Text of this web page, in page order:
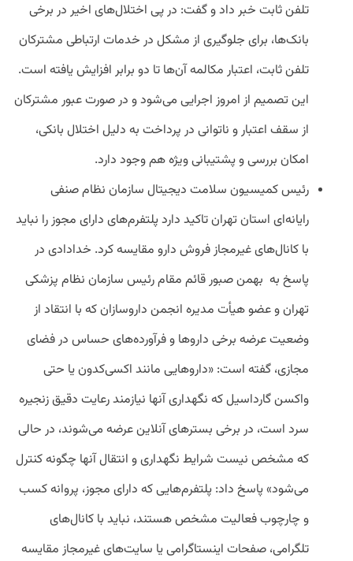
تلفن ثابت خبر داد و گفت: در پی اختلال‌های اخیر در برخی
بانک‌ها، برای جلوگیری از مشکل در خدمات ارتباطی مشترکان
تلفن ثابت، اعتبار مکالمه آن‌ها تا دو برابر افزایش یافته است.
این تصمیم از امروز اجرایی می‌شود و در صورت عبور مشترکان
از سقف اعتبار و ناتوانی در پرداخت به دلیل اختلال بانکی،
امکان بررسی و پشتیبانی ویژه هم وجود دارد.
رئیس کمیسیون سلامت دیجیتال سازمان نظام صنفی
رایانه‌ای استان تهران تاکید دارد پلتفرم‌های دارای مجوز را نباید
با کانال‌های غیرمجاز فروش دارو مقایسه کرد. خدادادی در
پاسخ به بهمن صبور قائم مقام رئیس سازمان نظام پزشکی
تهران و عضو هیأت مدیره انجمن داروسازان که با انتقاد از
وضعیت عرضه برخی داروها و فرآورده‌های حساس در فضای
مجازی، گفته است: «داروهایی مانند اکسی‌کدون یا حتی
واکسن گارداسیل که نگهداری آنها نیازمند رعایت دقیق زنجیره
سرد است، در برخی بسترهای آنلاین عرضه می‌شوند، در حالی
که مشخص نیست شرایط نگهداری و انتقال آنها چگونه کنترل
می‌شود» پاسخ داد: پلتفرم‌هایی که دارای مجوز، پروانه کسب
و چارچوب فعالیت مشخص هستند، نباید با کانال‌های
تلگرامی، صفحات اینستاگرامی یا سایت‌های غیرمجاز مقایسه